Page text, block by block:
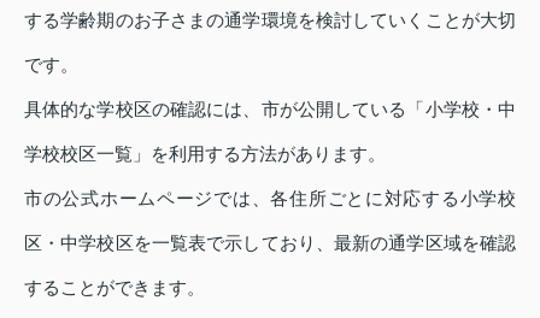
する学齢期のお子さまの通学環境を検討していくことが大切
です。
具体的な学校区の確認には、市が公開している「小学校・中
学校校区一覧」を利用する方法があります。
市の公式ホームページでは、各住所ごとに対応する小学校
区・中学校区を一覧表で示しており、最新の通学区域を確認
することができます。